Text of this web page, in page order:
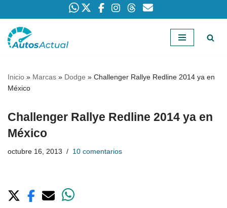
Saltar
Inicio » Marcas » Dodge » Challenger Rallye Redline 2014 ya en
México
Challenger Rallye Redline 2014 ya en
México
octubre 16, 2013 10 comentarios